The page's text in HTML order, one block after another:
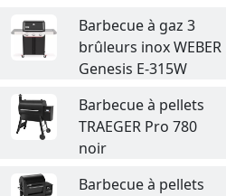
Barbecue à gaz 3
brûleurs inox WEBER
Genesis E-315W
Barbecue à pellets
TRAEGER Pro 780
noir
Barbecue à pellets